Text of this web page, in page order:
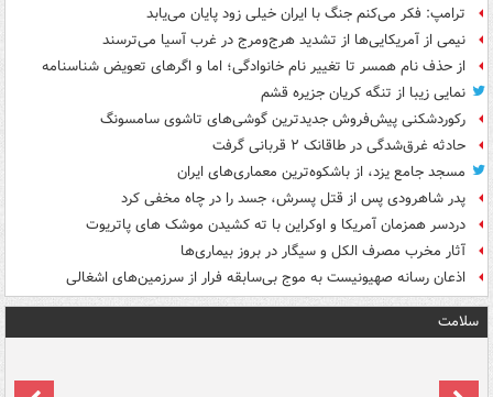
ترامپ: فکر می‌کنم جنگ با ایران خیلی زود پایان می‌یابد
نیمی از آمریکایی‌ها از تشدید هرج‌ومرج در غرب آسیا می‌ترسند
از حذف نام همسر تا تغییر نام خانوادگی؛ اما و اگرهای تعویض شناسنامه
نمایی زیبا از تنگه کریان جزیره قشم
رکوردشکنی پیش‌فروش جدیدترین گوشی‌های تاشوی سامسونگ
حادثه غرق‌شدگی در طاقانک ۲ قربانی گرفت
مسجد جامع یزد، از باشکوه‌ترین معماری‌های ایران
پدر شاهرودی پس از قتل پسرش، جسد را در چاه مخفی کرد
دردسر همزمان آمریکا و اوکراین با ته کشیدن موشک های پاتریوت
آثار مخرب مصرف الکل و سیگار در بروز بیماری‌ها
اذعان رسانه صهیونیست به موج بی‌سابقه فرار از سرزمین‌های اشغالی
سلامت